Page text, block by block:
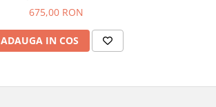
675,00 RON
ADAUGA IN COS